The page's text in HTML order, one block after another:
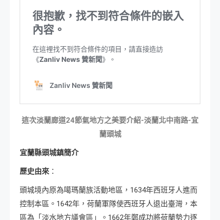
這次淡蘭廊道24節氣地方之美要介紹-淡蘭北中南路-宜
蘭頭城
宜蘭縣頭城鎮簡介
歷史由來 ：
頭城境內原為噶瑪蘭族活動地區，1634年西班牙人進而
控制本區。1642年，荷蘭軍隊使西班牙人退出臺灣，本
區為「淡水地方議會區」。1662年鄭成功將荷蘭勢力逐